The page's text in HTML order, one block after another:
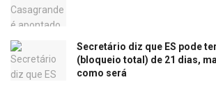
Secretário diz que ES pode
(bloqueio total) de 21 dias,
como será